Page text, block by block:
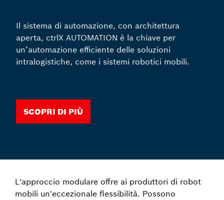
Il sistema di automazione, con architettura
aperta, ctrlX AUTOMATION è la chiave per
un’automazione efficiente delle soluzioni
intralogistiche, come i sistemi robotici mobili.
Scopri di più
L'approccio modulare offre ai produttori di robot
mobili un'eccezionale flessibilità. Possono